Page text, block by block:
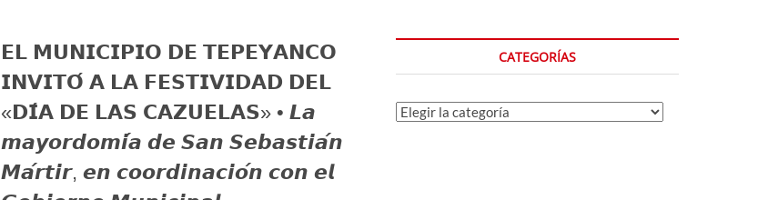
𝗘𝗟 𝗠𝗨𝗡𝗜𝗖𝗜𝗣𝗜𝗢 𝗗𝗘 𝗧𝗘𝗣𝗘𝗬𝗔𝗡𝗖𝗢
𝗜𝗡𝗩𝗜𝗧𝗢́ 𝗔 𝗟𝗔 𝗙𝗘𝗦𝗧𝗜𝗩𝗜𝗗𝗔𝗗 𝗗𝗘𝗟
«𝗗𝗜́𝗔 𝗗𝗘 𝗟𝗔𝗦 𝗖𝗔𝗭𝗨𝗘𝗟𝗔𝗦» • 𝙇𝙖
𝙢𝙖𝙮𝙤𝙧𝙙𝙤𝙢𝙞́𝙖 𝙙𝙚 𝙎𝙖𝙣 𝙎𝙚𝙗𝙖𝙨𝙩𝙞𝙖́𝙣
𝙈𝙖́𝙧𝙩𝙞𝙧, 𝙚𝙣 𝙘𝙤𝙤𝙧𝙙𝙞𝙣𝙖𝙘𝙞𝙤́𝙣 𝙘𝙤𝙣 𝙚𝙡
CATEGORÍAS
Categorías